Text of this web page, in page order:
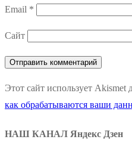
Email *
Сайт
Этот сайт использует Akismet
как обрабатываются ваши
НАШ КАНАЛ Яндекс Дзен